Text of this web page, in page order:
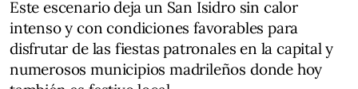
Este escenario deja un San Isidro sin calor
intenso y con condiciones favorables para
disfrutar de las fiestas patronales en la capital y
numerosos municipios madrileños donde hoy